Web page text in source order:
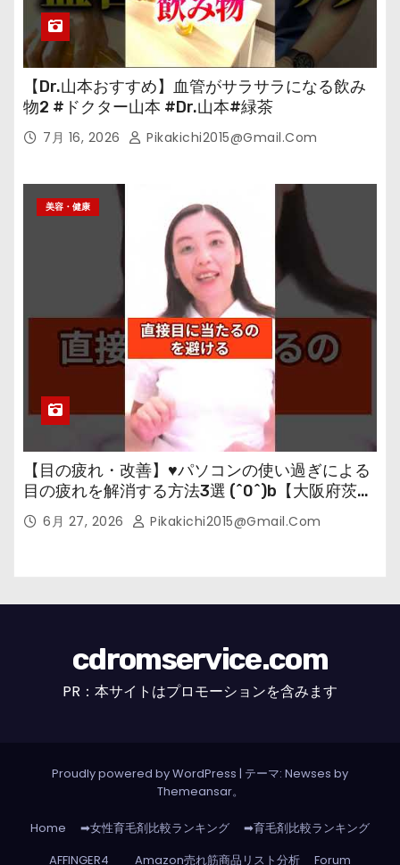
【Dr.山本おすすめ】血管がサラサラになる飲み
物2 #ドクター山本 #Dr.山本#緑茶
7月 16, 2026 Pikakichi2015@gmail.com
美容・健康
【目の疲れ・改善】♥パソコンの使い過ぎによる
目の疲れを解消する方法3選 (^0^)b【大阪府茨木
市の女性・美容鍼灸・整体師が教えます。】
6月 27, 2026 Pikakichi2015@gmail.com
cdromservice.com
PR：本サイトはプロモーションを含みます
Proudly powered by WordPress | テーマ: Newses by
Themeansar。
Home ➡女性育毛剤比較ランキング
➡育毛剤比較ランキング
AFFINGER4
Amazon売れ筋商品リスト分析 Forum